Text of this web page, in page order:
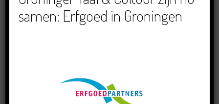
samen: Erfgoed in Groningen